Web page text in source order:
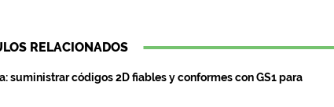
RELACIONADOS
suministrar códigos 2D fiables y conformes con GS1 para